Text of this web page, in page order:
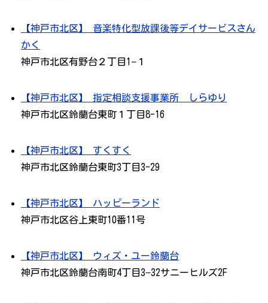
【神戸市北区】 音楽特化型放課後等デイサービスさん
かく
神戸市北区有野台２丁目1−１
【神戸市北区】 指定相談支援事業所 しらゆり
神戸市北区鈴蘭台東町１丁目8-16
【神戸市北区】 すくすく
神戸市北区鈴蘭台東町3丁目3-29
【神戸市北区】 ハッピーランド
神戸市北区谷上東町10番11号
【神戸市北区】 ウィズ・ユー鈴蘭台
神戸市北区鈴蘭台南町4丁目3−32サニーヒルズ2F